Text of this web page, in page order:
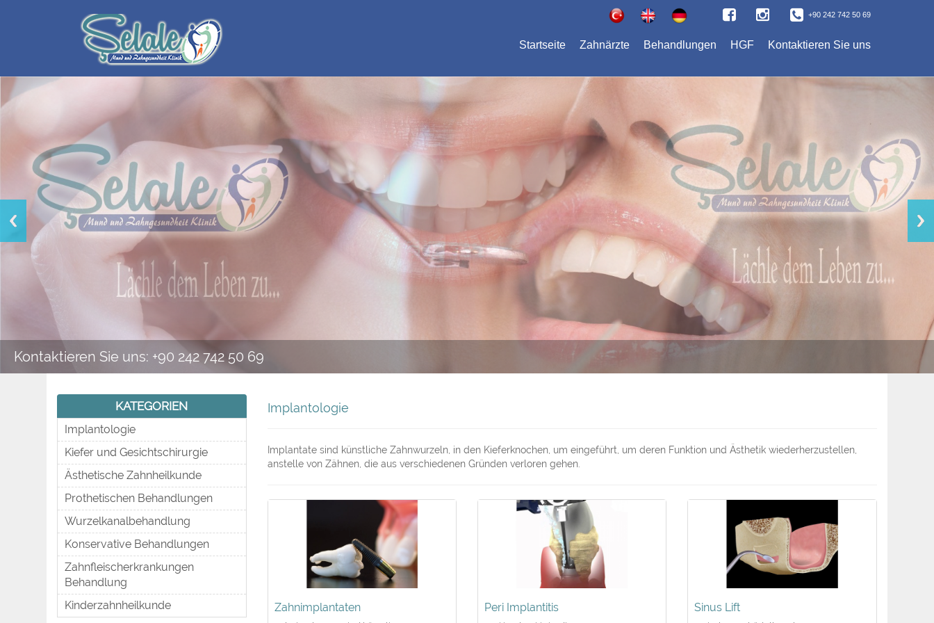
+90 242 742 50 69
Startseite Zahnärzte Behandlungen HGF Kontaktieren Sie uns
Kontaktieren Sie uns: +90 242 742 50 69
KATEGORIEN
Implantologie
Kiefer und Gesichtschirurgie
Ästhetische Zahnheilkunde
Prothetischen Behandlungen
Wurzelkanalbehandlung
Konservative Behandlungen
Zahnfleischerkrankungen
Behandlung
Kinderzahnheilkunde
Implantologie
Implantate sind künstliche Zahnwurzeln, in den Kieferknochen, um eingeführt, um deren Funktion und Ästhetik wiederherzustellen,
anstelle von Zähnen, die aus verschiedenen Gründen verloren gehen.
Zahnimplantaten Peri Implantitis Sinus Lift